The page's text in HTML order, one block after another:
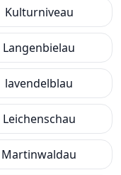
Kulturniveau
Langenbielau
lavendelblau
Leichenschau
Martinwaldau